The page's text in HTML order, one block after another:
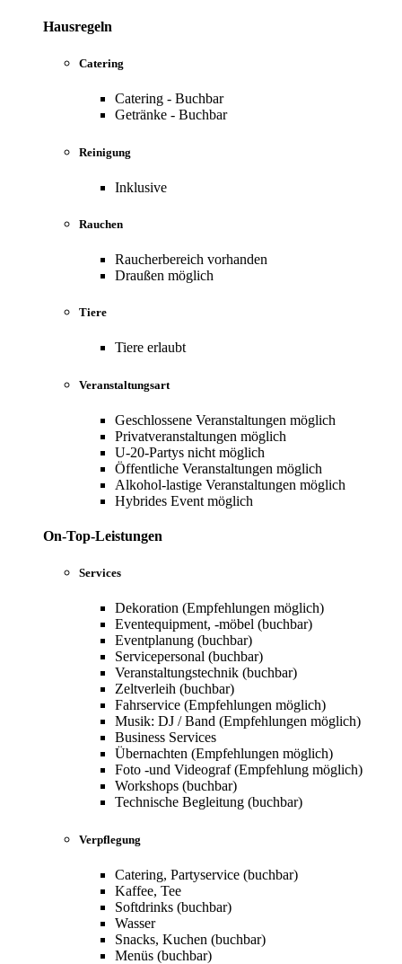
Hausregeln
Catering
Catering - Buchbar
Getränke - Buchbar
Reinigung
Inklusive
Rauchen
Raucherbereich vorhanden
Draußen möglich
Tiere
Tiere erlaubt
Veranstaltungsart
Geschlossene Veranstaltungen möglich
Privatveranstaltungen möglich
U-20-Partys nicht möglich
Öffentliche Veranstaltungen möglich
Alkohol-lastige Veranstaltungen möglich
Hybrides Event möglich
On-Top-Leistungen
Services
Dekoration (Empfehlungen möglich)
Eventequipment, -möbel (buchbar)
Eventplanung (buchbar)
Servicepersonal (buchbar)
Veranstaltungstechnik (buchbar)
Zeltverleih (buchbar)
Fahrservice (Empfehlungen möglich)
Musik: DJ / Band (Empfehlungen möglich)
Business Services
Übernachten (Empfehlungen möglich)
Foto -und Videograf (Empfehlung möglich)
Workshops (buchbar)
Technische Begleitung (buchbar)
Verpflegung
Catering, Partyservice (buchbar)
Kaffee, Tee
Softdrinks (buchbar)
Wasser
Snacks, Kuchen (buchbar)
Menüs (buchbar)